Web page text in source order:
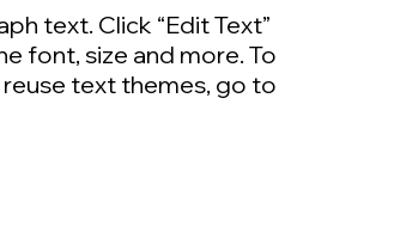
text. Click “Edit Text”
font, size and more. To
text themes, go to